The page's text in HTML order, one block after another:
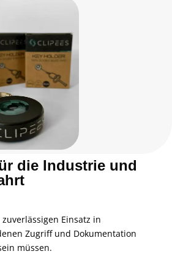
die Industrie und
Einsatz in
Zugriff und Dokumentation
müssen.